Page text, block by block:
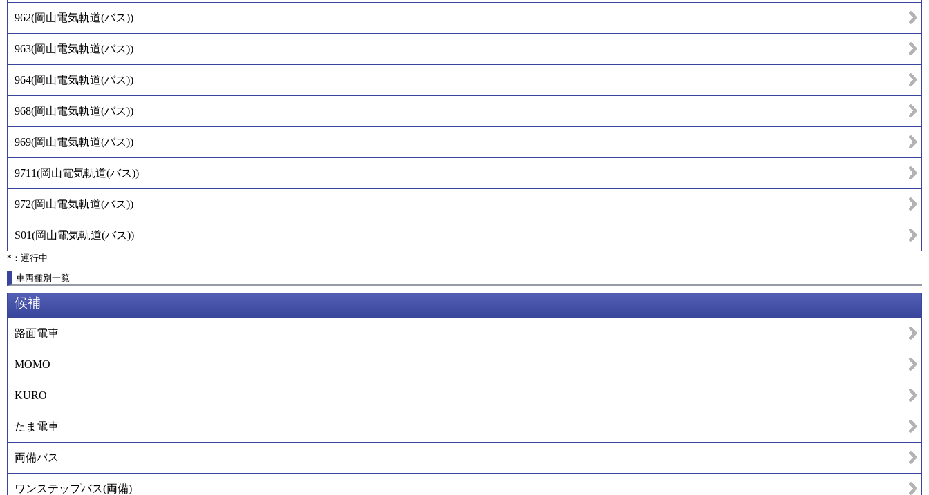
962(岡山電気軌道(バス))
963(岡山電気軌道(バス))
964(岡山電気軌道(バス))
968(岡山電気軌道(バス))
969(岡山電気軌道(バス))
9711(岡山電気軌道(バス))
972(岡山電気軌道(バス))
S01(岡山電気軌道(バス))
*：運行中
車両種別一覧
候補
路面電車
MOMO
KURO
たま電車
両備バス
ワンステップバス(両備)